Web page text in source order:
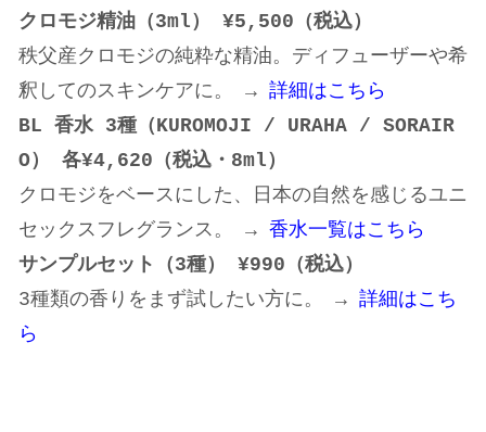
クロモジ精油（3ml ） ¥5,500 （税込）
秩父産クロモジの純粋な精油。ディフューザーや希
釈してのスキンケアに。 → 詳細はこちら
BL 香水3種（KUROMOJI / URAHA / SORAIR
O） 各¥4,620 （税込・ 8ml ）
クロモジをベースにした、日本の自然を感じるユニ
セックスフレグランス。 → 香水一覧はこちら
サンプルセット（3種） ¥990 （税込）
3種類の香りをまず試したい方に。 → 詳細はこち
ら